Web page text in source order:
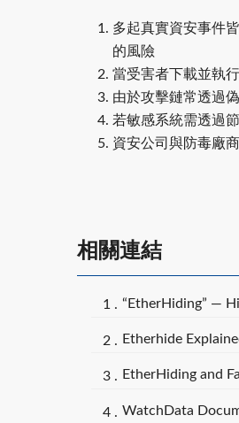
多起真實資安事件
的風險
當受害者下載並執
由於攻擊鏈常透過
若敏感系統需透過
資安公司與防毒廠
相關連結
“EtherHiding” —
Etherhide
EtherHiding and
WatchData